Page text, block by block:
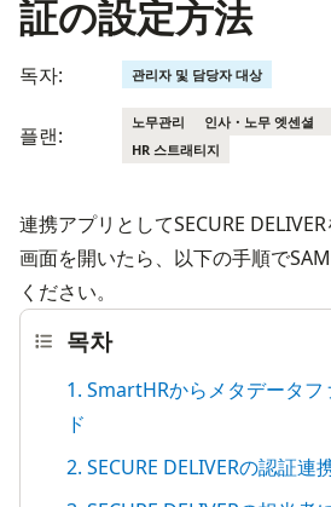
証の設定方法
독자: 관리자 및 담당자 대상
플랜:
노무관리 인사・노무 엣센셜
HR 스트래티지
連携アプリとしてSECURE
画面を開いたら、以下の手順で
ください。
목차
1. SmartHRからメタデータ
ド
2. SECURE DELIVERの認証連